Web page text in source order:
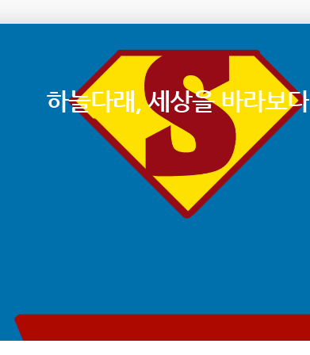
하늘다래, 세상을 바라보다